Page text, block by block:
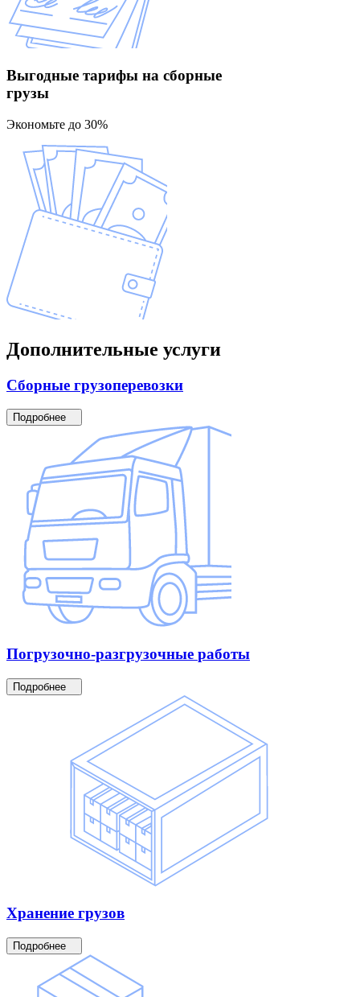
Выгодные тарифы на сборные
грузы
Экономьте до 30%
Дополнительные услуги
Сборные грузоперевозки
Подробнее
Погрузочно-разгрузочные работы
Подробнее
Хранение грузов
Подробнее